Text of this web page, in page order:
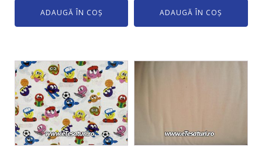
ADAUGĂ ÎN COȘ ADAUGĂ ÎN COȘ